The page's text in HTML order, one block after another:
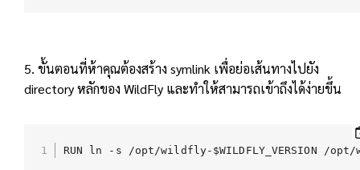
5. ขั้นตอนที่ห้าคุณต้องสร้าง symlink เพื่อย่อเส้นทางไปยัง
directory หลักของ WildFly และทำให้สามารถเข้าถึงได้ง่ายขึ้น
RUN ln -s /opt/wildfly-$WILDFLY_VERSION /